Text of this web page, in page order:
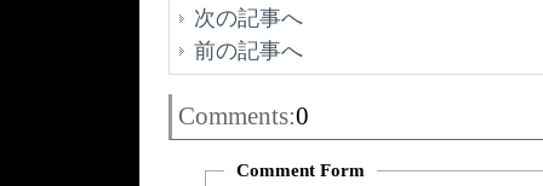
次の記事へ
前の記事へ
Comments:0
Comment Form